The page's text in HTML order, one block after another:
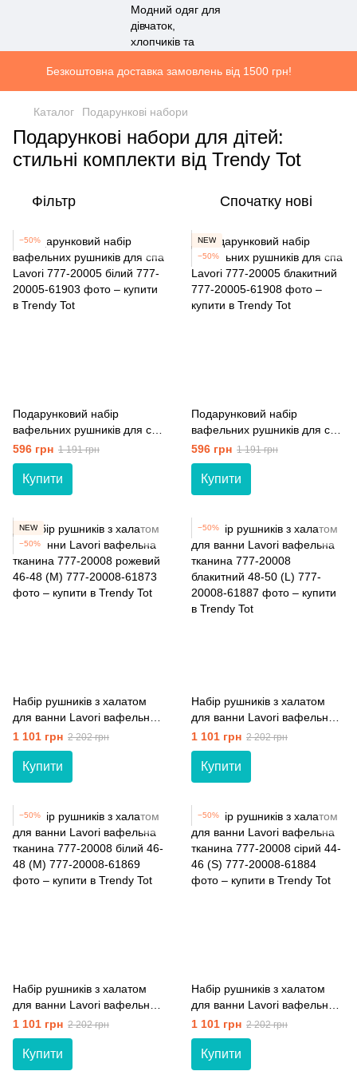
Безкоштовна доставка замовлень від 1500 грн!
Каталог Подарункові набори
Подарункові набори для дітей:
стильні комплекти від Trendy Tot
Фільтр Спочатку нові
−50%
Подарунковий набір
вафельних рушників для спа
Lavori 777-20005 білий
596 грн 1 191 грн
Купити
NEW
−50%
Подарунковий набір
вафельних рушників для спа
Lavori 777-20005 блакитний
596 грн 1 191 грн
Купити
NEW
−50%
Набір рушників з халатом
для ванни Lavori вафельна
тканина 777-20008 рожевий
46-48 (M)
1 101 грн 2 202 грн
Купити
−50%
Набір рушників з халатом
для ванни Lavori вафельна
тканина 777-20008
блакитний 48-50 (L)
1 101 грн 2 202 грн
Купити
−50%
Набір рушників з халатом
для ванни Lavori вафельна
тканина 777-20008 білий 46-
48 (M)
1 101 грн 2 202 грн
Купити
−50%
Набір рушників з халатом
для ванни Lavori вафельна
тканина 777-20008 сірий 44-
46 (S)
1 101 грн 2 202 грн
Купити